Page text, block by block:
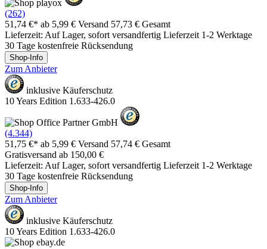
(262)
51,74 €* ab 5,99 € Versand 57,73 € Gesamt
Lieferzeit: Auf Lager, sofort versandfertig Lieferzeit 1-2 Werktage
30 Tage kostenfreie Rücksendung
Shop-Info
Zum Anbieter
inklusive Käuferschutz
10 Years Edition 1.633-426.0
(4.344)
51,75 €* ab 5,99 € Versand 57,74 € Gesamt
Gratisversand ab 150,00 €
Lieferzeit: Auf Lager, sofort versandfertig Lieferzeit 1-2 Werktage
30 Tage kostenfreie Rücksendung
Shop-Info
Zum Anbieter
inklusive Käuferschutz
10 Years Edition 1.633-426.0